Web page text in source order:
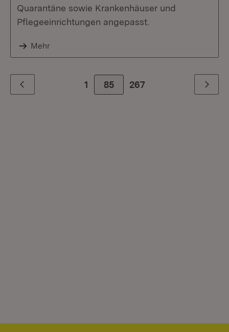
Quarantäne sowie Krankenhäuser und
Pflegeeinrichtungen angepasst.
Mehr
Zurück 1 85 Zur letzte Seite
267 Weiter